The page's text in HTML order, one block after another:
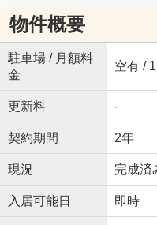
物件概要
駐車場 / 月額料
金
空有 /
更新料 -
契約期間 2年
現況 完成済
入居可能日 即時